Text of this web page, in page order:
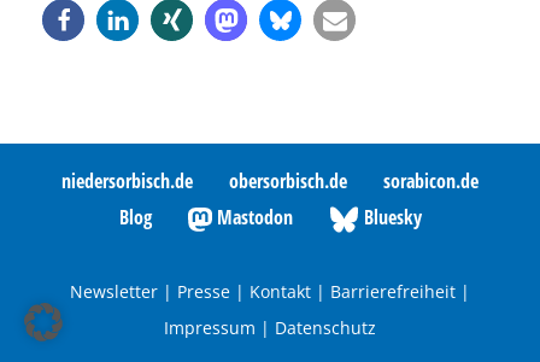
niedersorbisch.de obersorbisch.de
sorabicon.de
Blog
Mastodon Bluesky
Newsletter | Presse | Kontakt | Barrierefreiheit |
Impressum | Datenschutz